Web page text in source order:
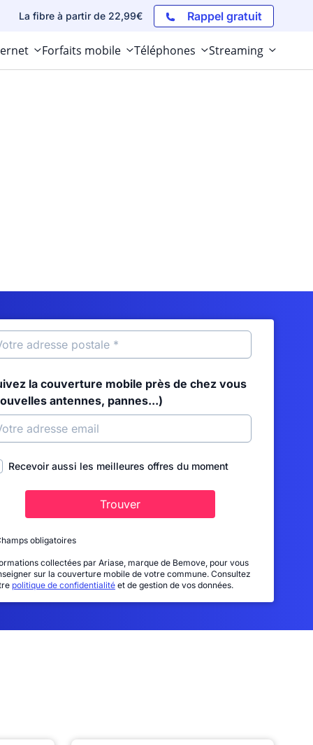
La fibre à partir de 22,99€ Rappel gratuit
Forfaits mobile Téléphones Streaming
la couverture mobile près de chez vous
antennes, pannes...)
Recevoir aussi les meilleures offres du moment
Trouver
obligatoires
collectées par Ariase, marque de Bemove, pour vous
sur la couverture mobile de votre commune. Consultez
politique de confidentialité et de gestion de vos données.